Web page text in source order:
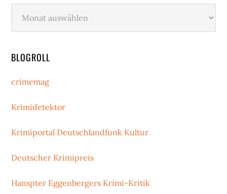
BLOGROLL
crimemag
Krimidetektor
Krimiportal Deutschlandfunk Kultur
Deutscher Krimipreis
Hanspter Eggenbergers Krimi-Kritik